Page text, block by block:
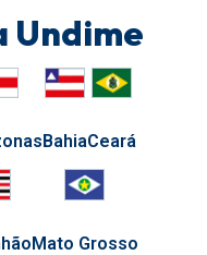
Undime
BahiaCeará
Mato Grosso